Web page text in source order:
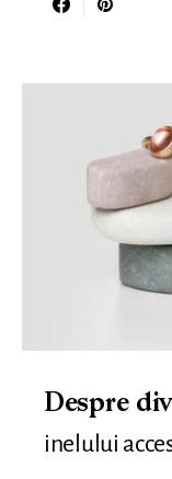
Despre
inelului